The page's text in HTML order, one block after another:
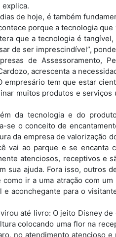
explica.
de hoje, é também
porque a tecnologia
que a tecnologia é
de ser imprescindível”,
de Assessoramento,
acrescenta a
tem que estar
muitos produtos e
da tecnologia e do
se o conceito de
da empresa de valorização
vai ao parque e se encanta
atenciosos, receptivos e
sua ajuda. Fora isso, outros
ir a uma atração com
aconchegante para o
até livro: O jeito Disney de
colocando uma flor na
no atendimento atencioso